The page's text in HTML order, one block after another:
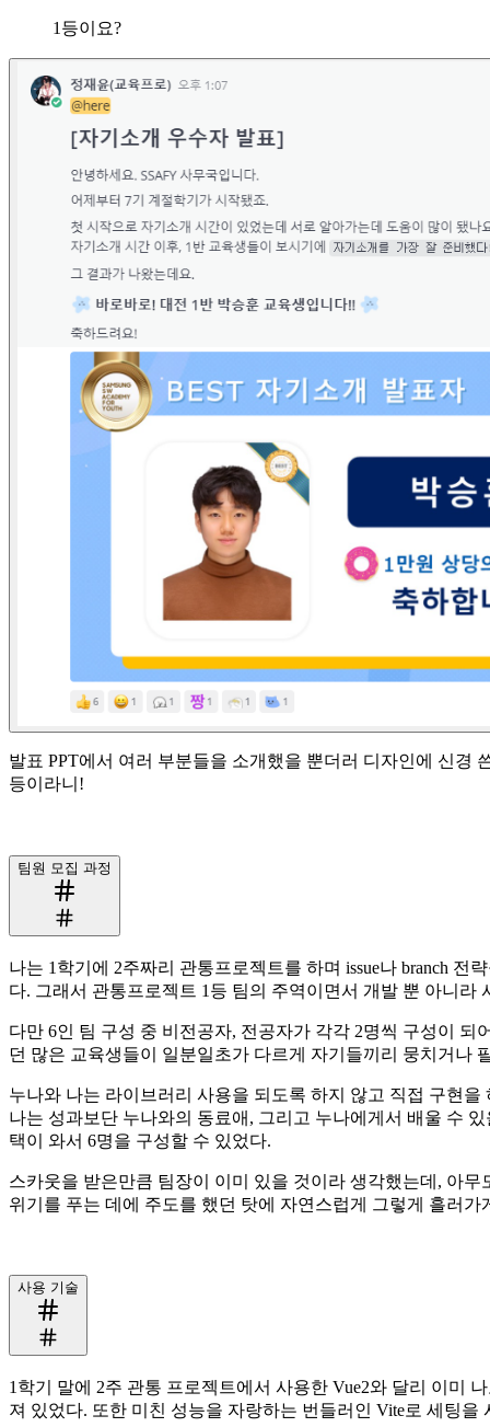
1등이요?
발표 PPT에서 여러 부분들을 소개했을 뿐더러 디자인에 신경
등이라니!
팀원 모집 과정
나는 1학기에 2주짜리 관통프로젝트를 하며 issue나 branch
다. 그래서 관통프로젝트 1등 팀의 주역이면서 개발 뿐 아니
다만 6인 팀 구성 중 비전공자, 전공자가 각각 2명씩 구성이
던 많은 교육생들이 일분일초가 다르게 자기들끼리 뭉치거나
누나와 나는 라이브러리 사용을 되도록 하지 않고 직접 구현
나는 성과보단 누나와의 동료애, 그리고 누나에게서 배울 수
택이 와서 6명을 구성할 수 있었다.
스카웃을 받은만큼 팀장이 이미 있을 것이라 생각했는데, 아
위기를 푸는 데에 주도를 했던 탓에 자연스럽게 그렇게 흘러가
사용 기술
1학기 말에 2주 관통 프로젝트에서 사용한 Vue2와 달리 이미
져 있었다. 또한 미친 성능을 자랑하는 번들러인 Vite로 세팅